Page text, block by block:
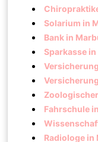
Solarium in
Bank in
Sparkasse
Fahrschule
Radiologe in